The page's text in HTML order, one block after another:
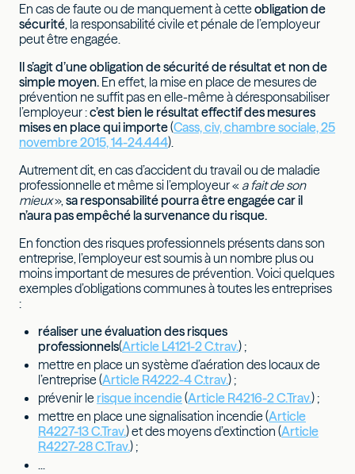
En cas de faute ou de manquement à cette obligation de
sécurité, la responsabilité civile et pénale de l’employeur
peut être engagée.
Il s’agit d’une obligation de sécurité de résultat et non de
simple moyen. En effet, la mise en place de mesures de
prévention ne suffit pas en elle-même à déresponsabiliser
l’employeur :c’est bien le résultat effectif des mesures
mises en place qui importe(Cass, civ, chambre sociale, 25
novembre 2015, 14-24.444).
Autrement dit, en cas d’accident du travail ou de maladie
professionnelle et même si l’employeur « a fait de son
mieux»,sa responsabilité pourra être engagée car il
n’aura pas empêché la survenance du risque.
En fonction des risques professionnels présents dans son
entreprise, l’employeur est soumis à un nombre plus ou
moins important de mesures de prévention. Voici quelques
exemples d’obligations communes à toutes les entreprises
:
réaliser une évaluation des risques
professionnels(Article L4121-2 C.trav.) ;
mettre en place un système d’aération des locaux de
l’entreprise (Article R4222-4 C.trav.) ;
prévenir le risque incendie(Article R4216-2 C.Trav.) ;
mettre en place une signalisation incendie (Article
R4227-13 C.Trav.) et des moyens d’extinction (Article
R4227-28 C.Trav.) ;
...